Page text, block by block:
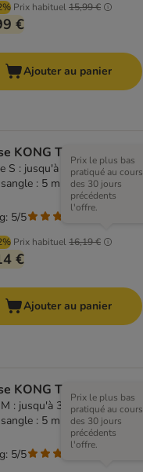
Prix habituel15,99 €
€
Ajouter au panier
KONG Terrain, rouge
S : jusqu'à 20 kg, longueur
: 5 m environ
Prix habituel16,19 €
Prix le plus bas
pratiqué au cours
des 30 jours
précédents
l'offre.
€
5/5
Ajouter au panier
KONG Terrain, rouge
: jusqu'à 30 kg, longueur
: 5 m environ
Prix le plus bas
pratiqué au cours
des 30 jours
précédents
l'offre.
5/5